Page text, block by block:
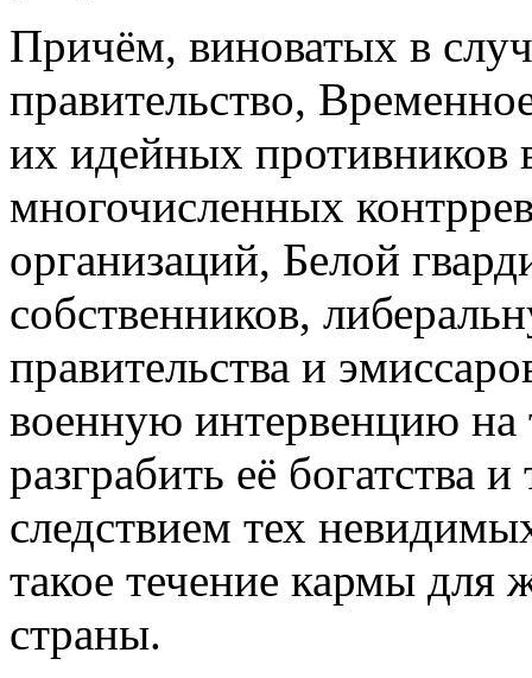
Причём, виноватых в
правительство,
их идейных противников
многочисленных
организаций, Белой
собственников,
правительства и
военную интервенцию
разграбить её богатства
следствием тех
такое течение кармы для
страны.